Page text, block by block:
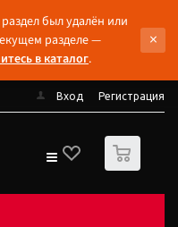
был удалён или
разделе —
в каталог.
×
Вход Регистрация
0